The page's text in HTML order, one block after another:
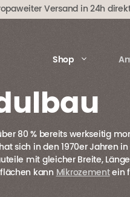
Versand in 24h
Shop
80 % bereits werkseitig
sich in den 1970er Jahren
mit gleicher Breite,
kann Mikrozementein